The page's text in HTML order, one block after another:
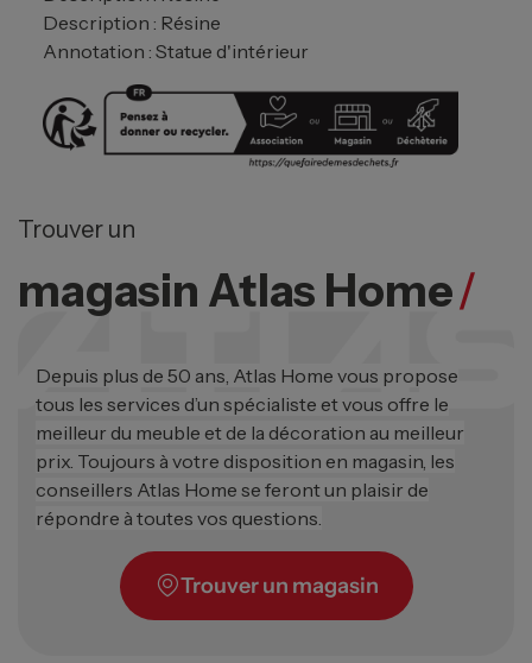
Description : Résine
Annotation : Statue d'intérieur
Trouver un
magasin Atlas Home/
Depuis plus de 50 ans, Atlas Home vous propose
tous les services d’un spécialiste et vous offre le
meilleur du meuble et de la décoration au meilleur
prix. Toujours à votre disposition en magasin, les
conseillers Atlas Home se feront un plaisir de
répondre à toutes vos questions.
Trouver un magasin